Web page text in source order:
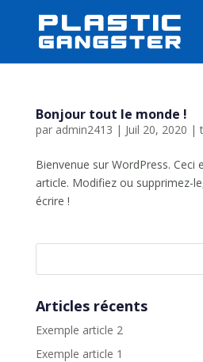
Bonjour tout le monde !
par admin2413 | Juil 20, 2020 |
Bienvenue sur WordPress. Ceci
article. Modifiez ou supprimez-
écrire !
Articles récents
Exemple article 2
Exemple article 1